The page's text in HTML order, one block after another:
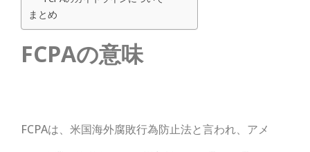
まとめ
FCPAの意味
FCPAは、米国海外腐敗行為防止法と言われ、アメ